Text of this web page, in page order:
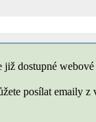
již dostupné
posílat emaily z